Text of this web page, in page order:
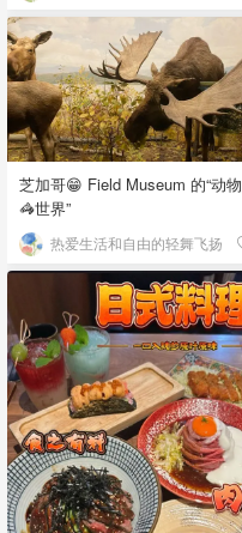
芝加哥😁 Field Museum 的“动物
🦓世界”
热爱生活和自由的轻舞飞扬